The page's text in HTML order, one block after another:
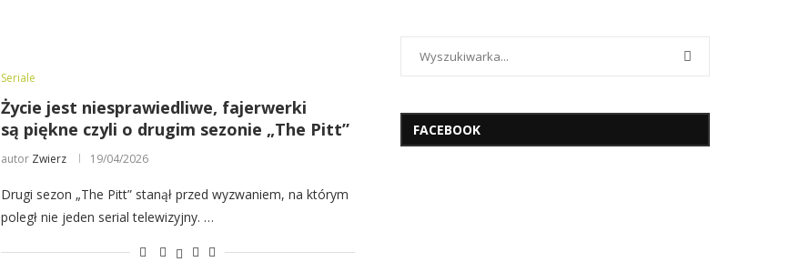
Seriale
Życie jest niesprawiedliwe, fajerwerki
są piękne czyli o drugim sezonie „The Pitt”
autor Zwierz 19/04/2026
Drugi sezon „The Pitt” stanął przed wyzwaniem, na którym
poległ nie jeden serial telewizyjny. …
FACEBOOK